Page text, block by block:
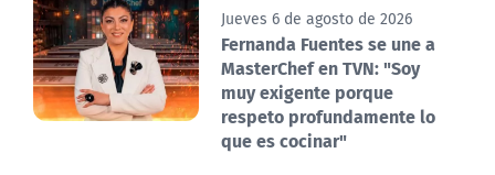
Jueves 6 de agosto de 2026
Fernanda Fuentes se une a
MasterChef en TVN: "Soy
muy exigente porque
respeto profundamente lo
que es cocinar"